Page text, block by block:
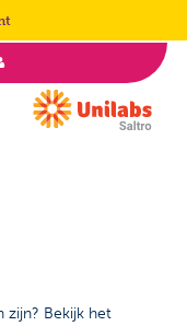
zijn? Bekijk het